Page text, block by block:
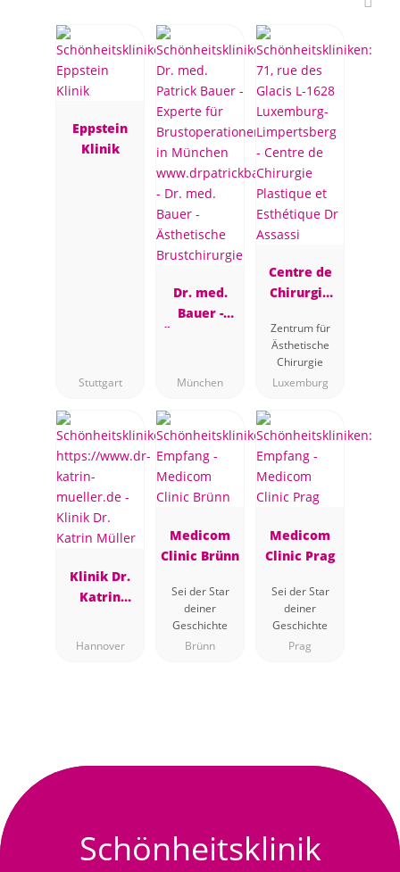
Eppstein
Klinik
Stuttgart
Dr. med.
Bauer -
Ästhetische
gie
München
Centre de
Chirurgie
Esthétique
Dr Assassi
Zentrum für
Ästhetische
Chirurgie
Luxemburg
Klinik Dr.
Katrin
Hannover
Medicom
Clinic Brünn
Sei der Star
deiner
Geschichte
Brünn
Medicom
Clinic Prag
Sei der Star
deiner
Geschichte
Prag
Schönheitsklinik